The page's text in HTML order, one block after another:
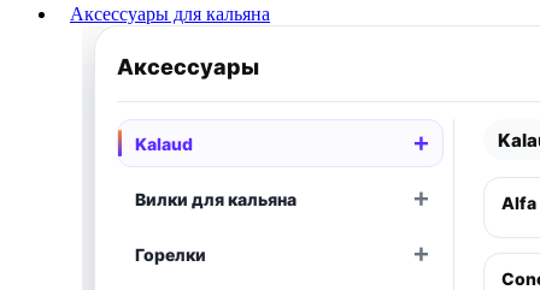
Аксессуары для кальяна
Аксессуары
Kalaud +Раскрыть
Вилки для кальяна +
Горелки +Раскрыть
Alfa